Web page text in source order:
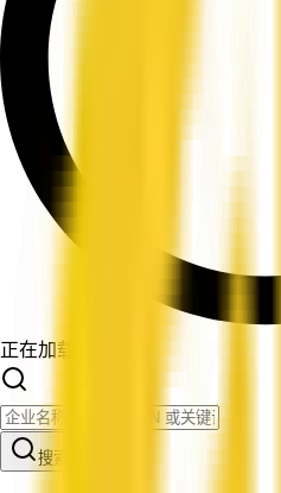
正在加载筛选条件
搜索